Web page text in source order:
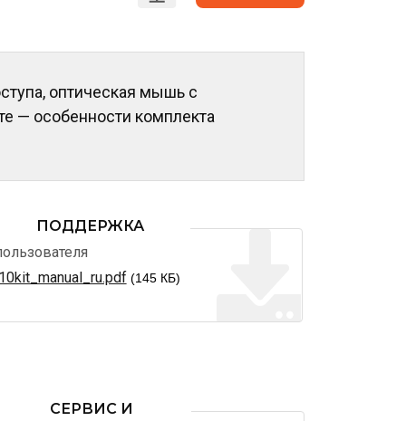
оптическая мышь с
— особенности комплекта
ПОДДЕРЖКА
(145 КБ)
СЕРВИС И